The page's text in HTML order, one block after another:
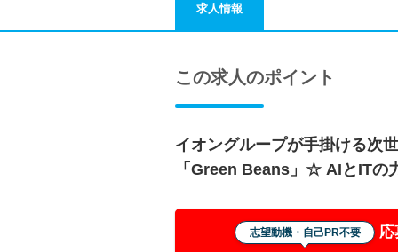
求人情報
この求人のポイント
イオングループが手掛ける次
「Green Beans」☆ AIとITの
志望動機・自己PR不要